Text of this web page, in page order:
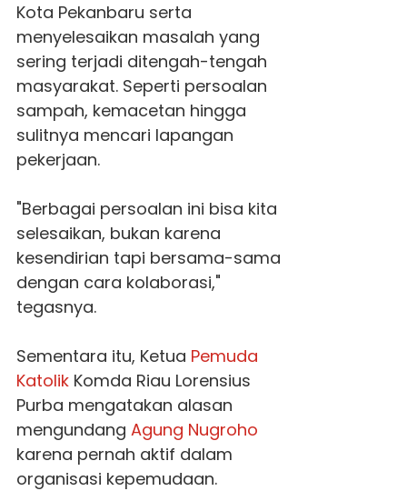
Kota Pekanbaru serta
menyelesaikan masalah yang
sering terjadi ditengah-tengah
masyarakat. Seperti persoalan
sampah, kemacetan hingga
sulitnya mencari lapangan
pekerjaan.
"Berbagai persoalan ini bisa kita
selesaikan, bukan karena
kesendirian tapi bersama-sama
dengan cara kolaborasi,"
tegasnya.
Sementara itu, Ketua Pemuda
KatolikKomda Riau Lorensius
Purba mengatakan alasan
mengundang Agung Nugroho
karena pernah aktif dalam
organisasi kepemudaan.